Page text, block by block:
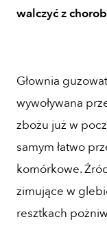
walczyć z
Głownia
wywoływana
zbożu już w
samym łatwo
komórkowe.
zimujące w
resztkach